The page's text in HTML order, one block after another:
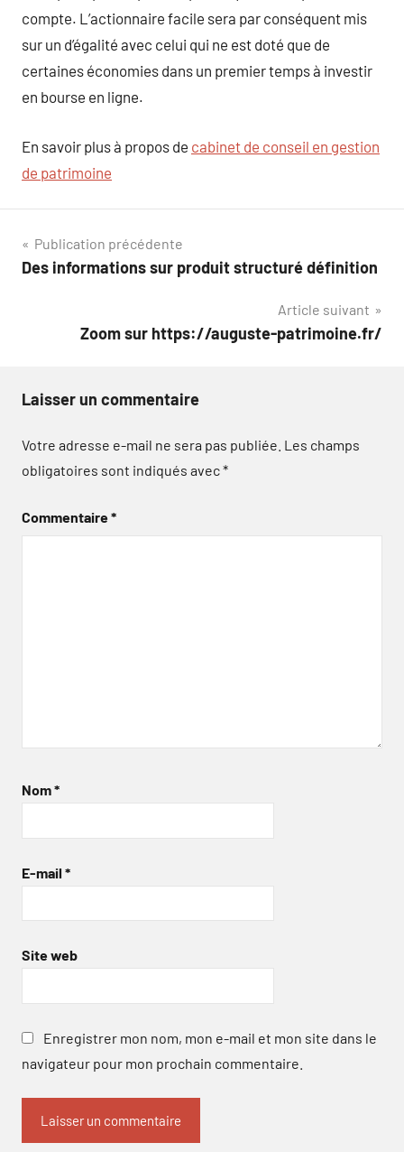
compte. L’actionnaire facile sera par conséquent mis
sur un d’égalité avec celui qui ne est doté que de
certaines économies dans un premier temps à investir
en bourse en ligne.
En savoir plus à propos de cabinet de conseil en gestion
de patrimoine
Navigation
de
Publication précédente
Des informations sur produit structuré définition
Article suivant
Zoom sur https://auguste-patrimoine.fr/
Laisser un commentaire
Votre adresse e-mail ne sera pas publiée. Les champs
obligatoires sont indiqués avec*
Commentaire*
Nom*
E-mail *
Site web
Enregistrer mon nom, mon e-mail et mon site dans le
navigateur pour mon prochain commentaire.